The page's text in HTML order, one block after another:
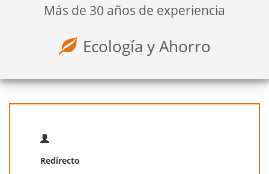
Más de 30 años de experiencia
Ecología y Ahorro
Redirecto